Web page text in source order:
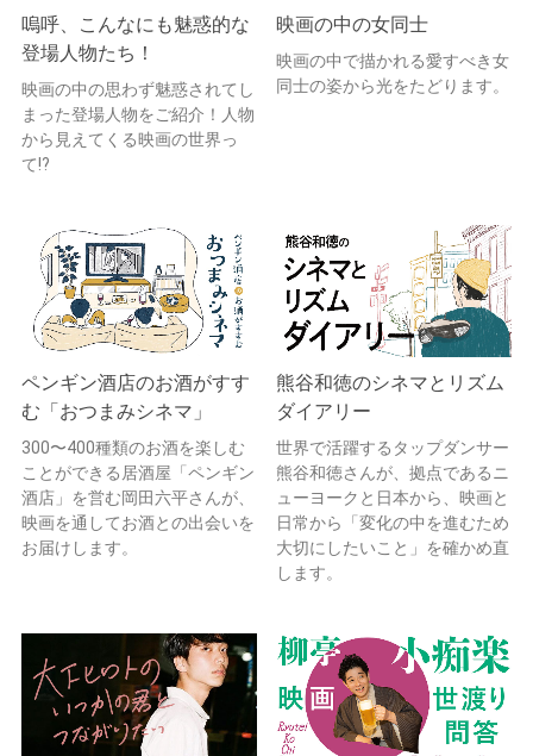
嗚呼、こんなにも魅惑的な
登場人物たち！
映画の中の思わず魅惑されてし
まった登場人物をご紹介！人物
から見えてくる映画の世界っ
て!?
映画の中の女同士
映画の中で描かれる愛すべき女
同士の姿から光をたどります。
ペンギン酒店のお酒がすす
む「おつまみシネマ」
300〜400種類のお酒を楽しむ
ことができる居酒屋「ペンギン
酒店」を営む岡田六平さんが、
映画を通してお酒との出会いを
お届けします。
熊谷和徳のシネマとリズム
ダイアリー
世界で活躍するタップダンサー
熊谷和徳さんが、拠点であるニ
ューヨークと日本から、映画と
日常から「変化の中を進むため
大切にしたいこと」を確かめ直
します。